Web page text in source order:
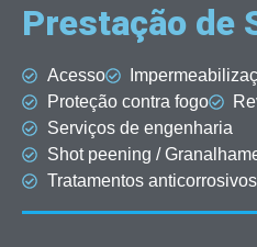
Prestação de
Acesso
Proteção contra fogo
Serviços de engenharia
Shot peening /
Tratamentos anticorrosivos